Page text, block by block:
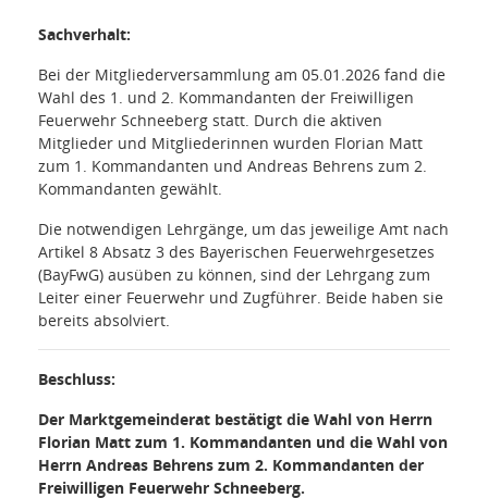
Sachverhalt:
Bei der Mitgliederversammlung am 05.01.2026 fand die
Wahl des 1. und 2. Kommandanten der Freiwilligen
Feuerwehr Schneeberg statt. Durch die aktiven
Mitglieder und Mitgliederinnen wurden Florian Matt
zum 1. Kommandanten und Andreas Behrens zum 2.
Kommandanten gewählt.
Die notwendigen Lehrgänge, um das jeweilige Amt nach
Artikel 8 Absatz 3 des Bayerischen Feuerwehrgesetzes
(BayFwG) ausüben zu können, sind der Lehrgang zum
Leiter einer Feuerwehr und Zugführer. Beide haben sie
bereits absolviert.
Beschluss:
Der Marktgemeinderat bestätigt die Wahl von Herrn
Florian Matt zum 1. Kommandanten und die Wahl von
Herrn Andreas Behrens zum 2. Kommandanten der
Freiwilligen Feuerwehr Schneeberg.